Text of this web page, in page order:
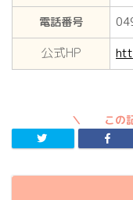
電話番号
公式HP